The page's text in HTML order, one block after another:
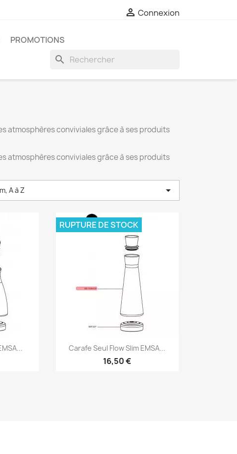
 Connexion
PROMOTIONS
search
atmosphères conviviales grâce à ses produits
atmosphères conviviales grâce à ses produits
A à Z 
Aperçu rapide
Carafe Seul Flow Slim EMSA...
16,50 €
RUPTURE DE STOCK